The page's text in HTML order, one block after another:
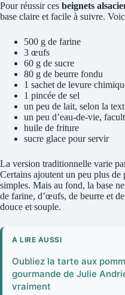
Pour réussir ces beignets
base claire et facile à suivre.
500 g de farine
3 œufs
60 g de sucre
80 g de beurre fondu
1 sachet de levure
1 pincée de sel
un peu de lait, selon la
un peu d’eau-de-vie,
huile de friture
sucre glace pour servir
La version traditionnelle varie
Certains ajoutent un peu plus de
simples. Mais au fond, la base
de farine, d’œufs, de beurre et
douce et souple.
A LIRE AUSSI
Oubliez la tarte aux
gourmande de Julie
vraiment